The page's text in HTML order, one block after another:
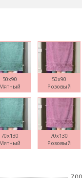
50x90
Мятный
50x90
Розовый
70x130
Мятный
70x130
Розовый